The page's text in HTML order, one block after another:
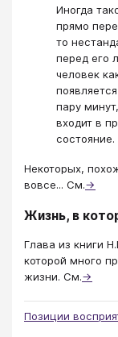
Иногда
прямо
то
перед его
человек
пару
входит в
состояние.
Некоторых,
вовсе... См.→
Жизнь, в
Глава из книги
которой много
жизни. См.→
Позиции